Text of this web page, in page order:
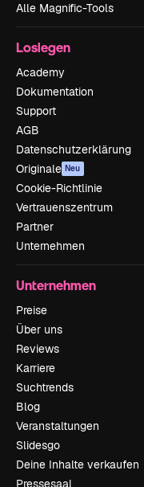
Alle Magnific-Tools
Loslegen
Academy
Dokumentation
Support
AGB
Datenschutzerklärung
Originale Neu
Cookie-Richtlinie
Vertrauenszentrum
Partner
Unternehmen
Unternehmen
Preise
Über uns
Reviews
Karriere
Suchtrends
Blog
Veranstaltungen
Slidesgo
Deine Inhalte verkaufen
Pressesaal